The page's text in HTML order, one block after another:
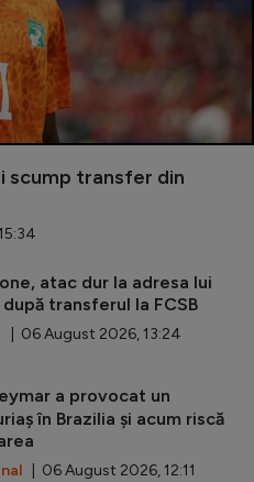
scump transfer din
atac dur la adresa lui
transferul la FCSB
| 06 August 2026, 13:24
a provocat un
în Brazilia și acum riscă
| 06 August 2026, 12:11